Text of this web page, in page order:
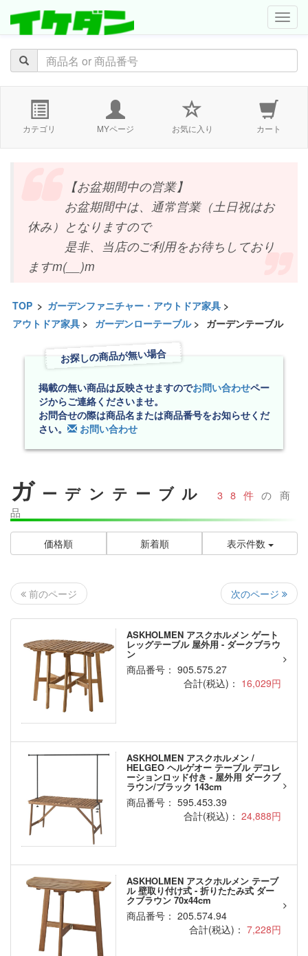
カテゴリ MYページ お気に入り カート
【お盆期間中の営業】
お盆期間中は、通常営業（土日祝はお
休み）となりますので
是非、当店のご利用をお待ちしており
ますm(__)m
TOP > ガーデンファニチャー・アウトドア家具 >
アウトドア家具 > ガーデンローテーブル> ガーデンテーブル
お探しの商品が無い場合
掲載の無い商品は反映させますのでお問い合わせペー
ジからご連絡くださいませ。
お問合せの際は商品名または商品番号をお知らせくだ
さい。
お問い合わせ
ガ ーデンテーブル 38件の商
品
価格順 新着順 表示件数
前のページ 次のページ
ASKHOLMEN アスクホルメン ゲート
レッグテーブル 屋外用 - ダークブラウ
ン
商品番号： 905.575.27
合計(税込)： 16,029円
ASKHOLMEN アスクホルメン /
HELGEO ヘルゲオー テーブル デコレ
ーションロッド付き - 屋外用 ダークブ
ラウン/ブラック 143cm
商品番号： 595.453.39
合計(税込)： 24,888円
ASKHOLMEN アスクホルメン テーブ
ル 壁取り付け式 - 折りたたみ式 ダー
クブラウン 70x44cm
商品番号： 205.574.94
合計(税込)： 7,228円